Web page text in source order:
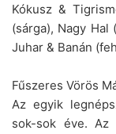
Kókusz &
(sárga), Nagy
Juhar & Banán
Fűszeres Vörös
Az egyik
sok-sok éve. Az